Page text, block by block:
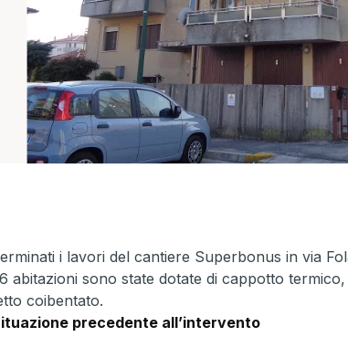
i lavori del cantiere Superbonus in via
abitazioni sono state dotate di cappotto
coibentato.
precedente all’intervento